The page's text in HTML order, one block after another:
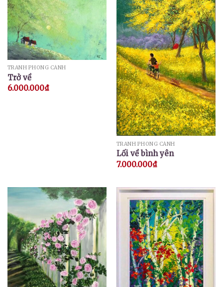
TRANH PHONG CẢNH
Trở về
6.000.000₫
TRANH PHONG CẢNH
Lối về bình yên
7.000.000₫